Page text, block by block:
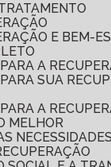
E BEM-
A
SUA
A
MELHOR
NECESSIDADES